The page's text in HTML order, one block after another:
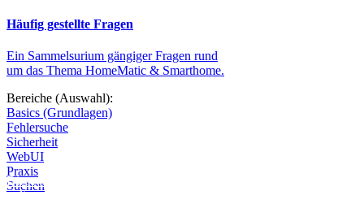
Häufig gestellte Fragen
Ein Sammelsurium gängiger Fragen rund
um das Thema HomeMatic & Smarthome.
Bereiche (Auswahl):
Basics (Grundlagen)
Fehlersuche
Sicherheit
WebUI
Praxis
Suchen
Diese Seite wird nicht weitergeführt, bleibt aber als digitales Archiv
online. Vielen Dank für deinen Besuch!